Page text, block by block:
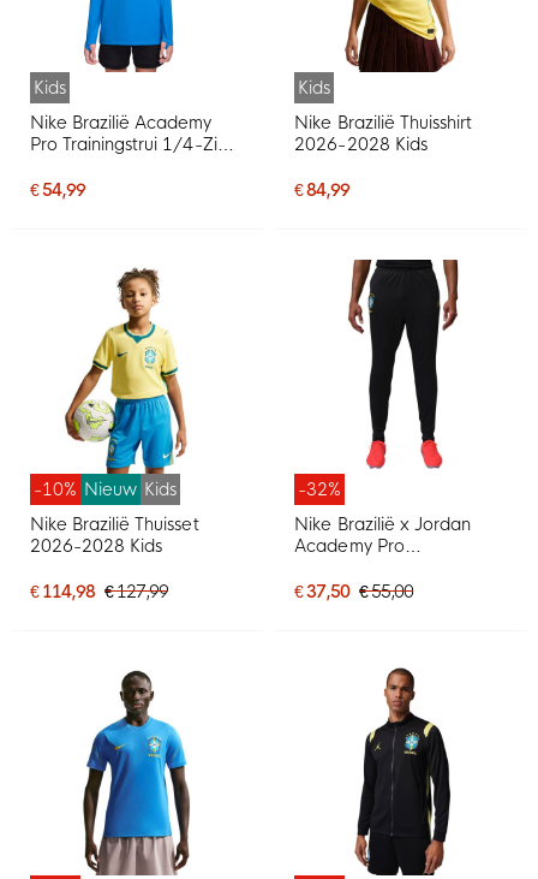
Kids
Nike Brazilië Academy
Pro Trainingstrui 1/4-Zip
Geel Mintgroen
€ 54,99
Kids
Nike Brazilië Thuisshirt
2026-2028 Kids
€ 84,99
-10% Nieuw Kids
Nike Brazilië Thuisset
2026-2028 Kids
€ 114,98 € 127,99
-32%
Nike Brazilië x Jordan
Academy Pro
2028 Zwart Geel
€ 37,50 € 55,00